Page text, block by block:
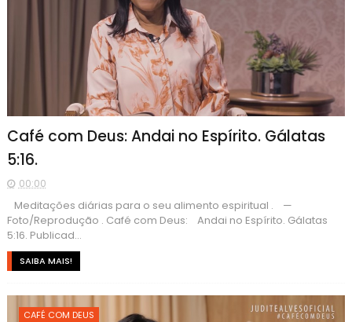
Café com Deus: Andai no Espírito. Gálatas
5:16.
00:00
Meditações diárias para o seu alimento espiritual . —
Foto/Reprodução . Café com Deus: Andai no Espírito. Gálatas
5:16. Publicad...
SAIBA MAIS!
CAFÉ COM DEUS